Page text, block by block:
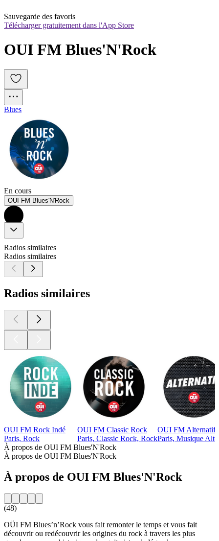
Sauvegarde des favoris
Télécharger gratuitement dans l'App Store
OUI FM Blues'N'Rock
Blues
En cours
OUI FM Blues'N'Rock
Radios similaires
Radios similaires
Radios similaires
OUI FM Rock Indé
Paris, Rock
OUI FM Classic Rock
Paris, Classic Rock, Rock
OUI FM Alternatif
Paris, Musique
À propos de OUI FM Blues'N'Rock
À propos de OUI FM Blues'N'Rock
À propos de OUI FM Blues'N'Rock
(48)
OÜI FM Blues’n’Rock vous fait remonter le temps et vous fait
découvrir ou redécouvrir les origines du rock à travers les plus